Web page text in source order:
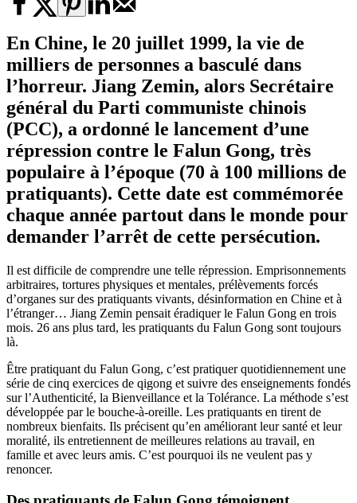
En Chine, le 20 juillet 1999, la vie de
milliers de personnes a basculé dans
l’horreur. Jiang Zemin, alors Secrétaire
général du Parti communiste chinois
(PCC), a ordonné le lancement d’une
répression contre le Falun Gong, très
populaire à l’époque (70 à 100 millions de
pratiquants). Cette date est commémorée
chaque année partout dans le monde pour
demander l’arrêt de cette persécution.
Il est difficile de comprendre une telle répression. Emprisonnements
arbitraires, tortures physiques et mentales, prélèvements forcés
d’organes sur des pratiquants vivants, désinformation en Chine et à
l’étranger… Jiang Zemin pensait éradiquer le Falun Gong en trois
mois. 26 ans plus tard, les pratiquants du Falun Gong sont toujours
là.
Être pratiquant du Falun Gong, c’est pratiquer quotidiennement une
série de cinq exercices de qigong et suivre des enseignements fondés
sur l’Authenticité, la Bienveillance et la Tolérance. La méthode s’est
développée par le bouche-à-oreille. Les pratiquants en tirent de
nombreux bienfaits. Ils précisent qu’en améliorant leur santé et leur
moralité, ils entretiennent de meilleures relations au travail, en
famille et avec leurs amis. C’est pourquoi ils ne veulent pas y
renoncer.